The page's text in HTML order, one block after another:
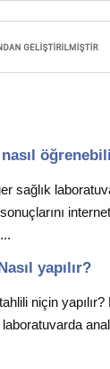
sağlık
yapılır?
niçin
laboratuvarda